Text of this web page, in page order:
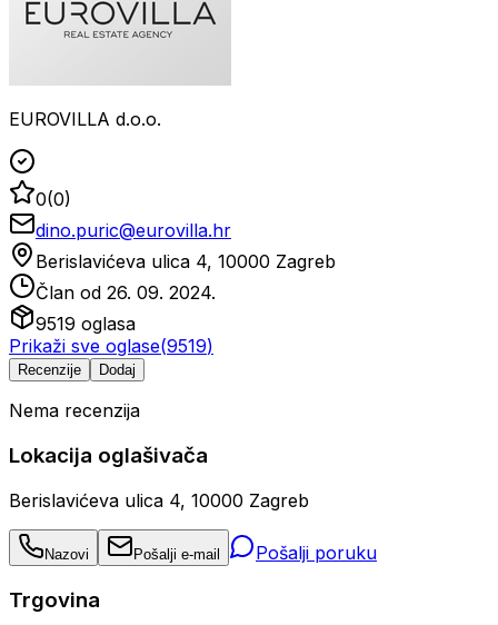
EUROVILLA d.o.o.
0(0)
dino.puric@eurovilla.hr
Berislavićeva ulica 4, 10000 Zagreb
Član od 26. 09. 2024.
9519 oglasa
Prikaži sve oglase(9519)
Recenzije Dodaj
Nema recenzija
Lokacija oglašivača
Berislavićeva ulica 4, 10000 Zagreb
Nazovi Pošalji e-mail Pošalji poruku
Trgovina